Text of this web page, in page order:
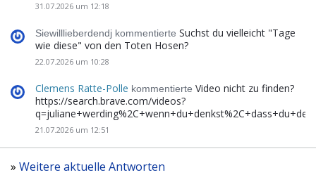
31.07.2026 um 12:18
Siewilllieberdendj kommentierte Suchst du vielleicht "Tage
wie diese" von den Toten Hosen?
22.07.2026 um 10:28
Clemens Ratte-Polle kommentierte Video nicht zu finden?
https://search.brave.com/videos?
21.07.2026 um 12:51
» Weitere aktuelle Antworten